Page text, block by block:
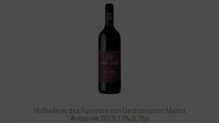
Hofkellerei des Fuersten von Liechtenstein Merlot
Anberola 2019 13% 0,75л